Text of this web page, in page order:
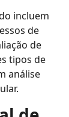
incluem
de
de
tipos de
análise